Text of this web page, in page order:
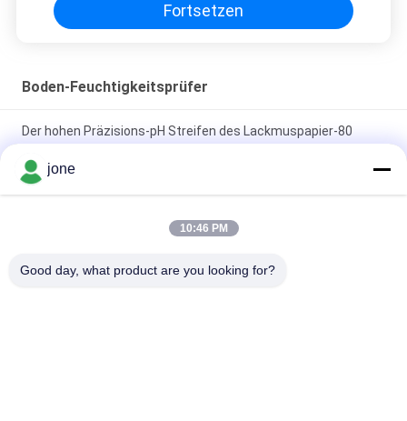
Fortsetzen
Boden-Feuchtigkeitsprüfer
Der hohen Präzisions-pH Streifen des Lackmuspapier-80
ZigBee 3-in-1 Smart Soil Sensor für Temperaturfeuchtigkeit
MD-2G Digital für Holzstaub, Getreide, praktischer Mais
jone
10:46 PM
Good day, what product are you looking for?